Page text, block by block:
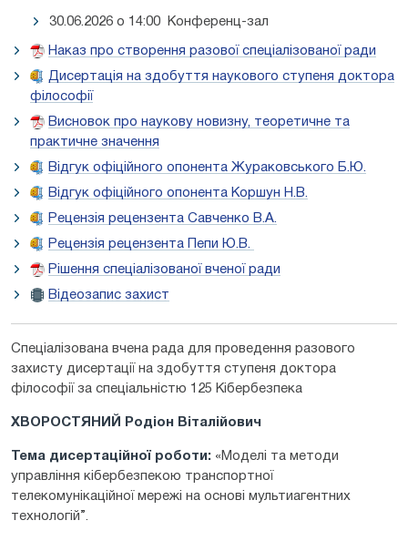
30.06.2026 о 14:00 Конференц-зал
Наказ про створення разової спеціалізованої ради
Дисертація на здобуття наукового ступеня доктора
філософії
Висновок про наукову новизну, теоретичне та
практичне значення
Відгук офіційного опонента Жураковського Б.Ю.
Відгук офіційного опонента Коршун Н.В.
Рецензія рецензента Савченко В.А.
Рецензія рецензента Пепи Ю.В.
Рішення спеціалізованої вченої ради
Відеозапис захист
Спеціалізована вчена рада для проведення разового
захисту дисертації на здобуття ступеня доктора
філософії за спеціальністю 125 Кібербезпека
ХВОРОСТЯНИЙ Родіон Віталійович
Тема дисертаційної роботи: «Моделі та методи
управління кібербезпекою транспортної
телекомунікаційної мережі на основі мультиагентних
технологій”.